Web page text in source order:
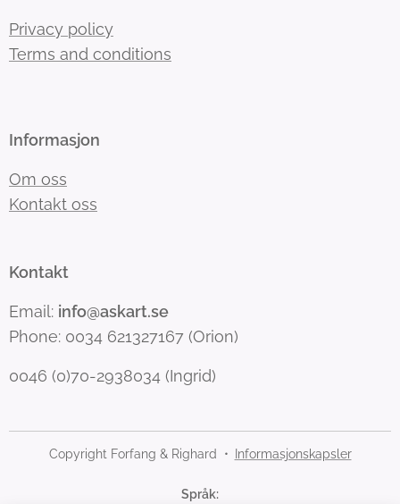
Privacy policy
Terms and conditions
Informasjon
Om oss
Kontakt oss
Kontakt
Email: info@askart.se
Phone: 0034 621327167 (Orion)
0046 (0)70-2938034 (Ingrid)
Copyright Forfang & Righard Informasjonskapsler
Språk